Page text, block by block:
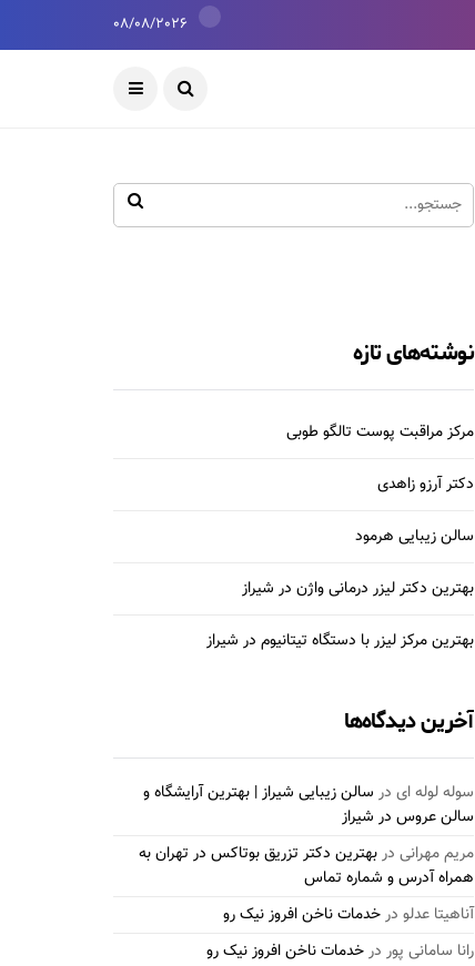
08/08/2026
نوشته‌های تازه
مرکز مراقبت پوست تالگو طوبی
دکتر آرزو زاهدی
سالن زیبایی هرمود
بهترین دکتر لیزر درمانی واژن در شیراز
بهترین مرکز لیزر با دستگاه تیتانیوم در شیراز
آخرین دیدگاه‌ها
سوله لوله ای در سالن زیبایی شیراز | بهترین آرایشگاه و
سالن عروس در شیراز
مریم مهرانی دربهترین دکتر تزریق بوتاکس در تهران به
همراه آدرس و شماره تماس
آناهیتا عدلو درخدمات ناخن افروز نیک رو
رانا سامانی پور درخدمات ناخن افروز نیک رو